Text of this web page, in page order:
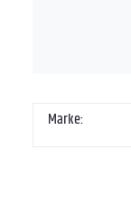
Marke: